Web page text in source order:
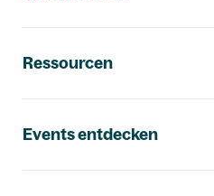
Ressourcen
Events entdecken